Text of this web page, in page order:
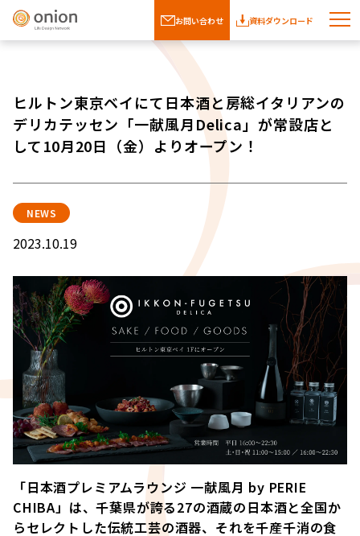
お問い合わせ 資料ダウンロード
ヒルトン東京ベイにて日本酒と房総イタリアンの
デリカテッセン「一献風月Delica」が常設店と
して10月20日（金）よりオープン！
NEWS
2023.10.19
「日本酒プレミアムラウンジ 一献風月 by PERIE
CHIBA」は、千葉県が誇る27の酒蔵の日本酒と全国か
らセレクトした伝統工芸の酒器、それを千産千消の食